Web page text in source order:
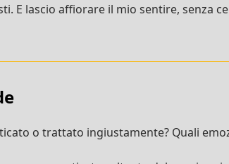
E lascio affiorare il mio sentire, senza
o trattato ingiustamente? Quali